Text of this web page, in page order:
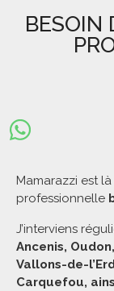
BESOIN
Mamarazzi est
professionnelle
J’interviens
Ancenis,
Vallons-de-
Carquefou,